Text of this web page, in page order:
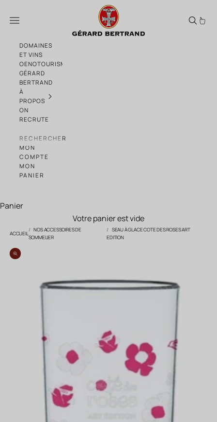
Seau à glace Cote des Roses Art Edition
Menu
DOMAINES
ET VINS
OENOTOURISME
GÉRARD
BERTRAND
À
PROPOS
ON
RECRUTE
RECHERCHER
MON
COMPTE
MON
PANIER
Panier
Votre panier est vide
ACCUEIL
NOS ACCESSOIRES DE
SOMMELIER
SEAU À GLACE COTE DES ROSES ART
EDITION
Zoomer sur l'image